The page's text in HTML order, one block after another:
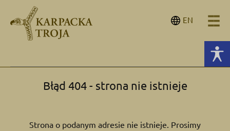
EN
Błąd 404 - strona nie istnieje
Strona o podanym adresie nie istnieje. Prosimy